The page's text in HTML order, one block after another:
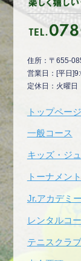
住所：〒655-
営業日：[平日
定休日：火曜日
トップページ
一般コース
キッズ・ジ
トーナメン
Jr.アカデミ
レンタルコ
テニスクラブ